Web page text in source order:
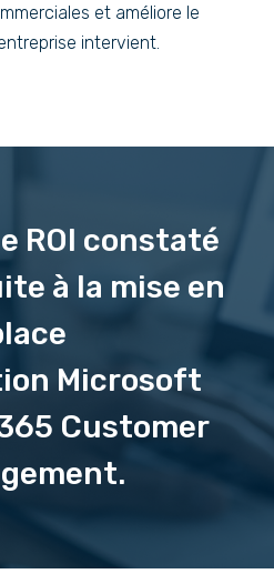
et améliore le
intervient.
ROI constaté
à la mise en
Microsoft
Customer